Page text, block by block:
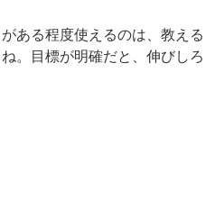
ある程度使えるのは、教える
。目標が明確だと、伸びしろ